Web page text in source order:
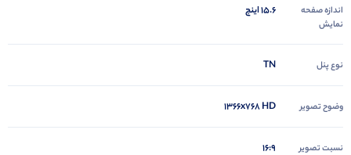
اندازه صفحه
نمایش
15.6 اینچ
نوع پنل TN
وضوح تصویر ۱۳۶۶x۷۶۸ HD
نسبت تصویر 16:9